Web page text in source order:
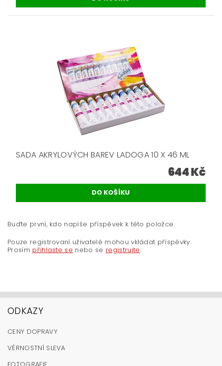
SADA AKRYLOVÝCH BAREV LADOGA 10 X 46 ML
644 Kč
Buďte první, kdo napíše příspěvek k této položce.
Pouze registrovaní uživatelé mohou vkládat příspěvky.
Prosím přihlaste se nebo se registrujte.
ODKAZY
CENY DOPRAVY
VĚRNOSTNÍ SLEVA
FOTOGRAFIE